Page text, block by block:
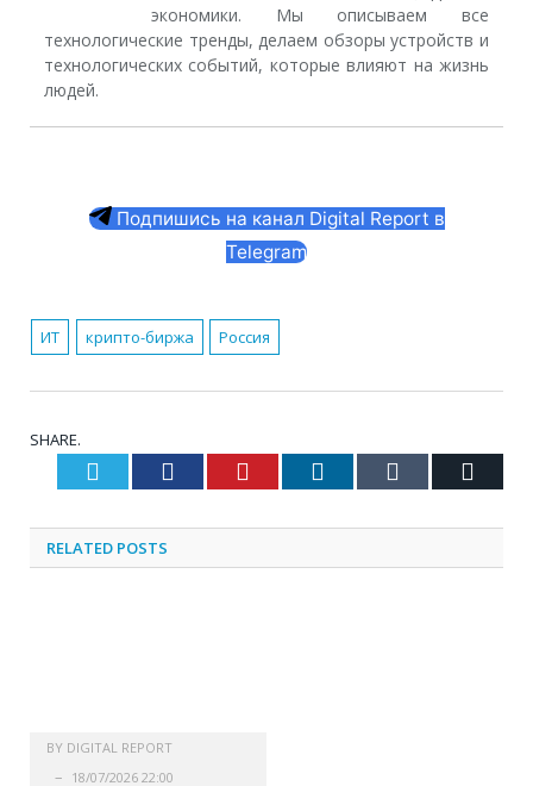
экономики. Мы описываем все
технологические тренды, делаем обзоры устройств и
технологических событий, которые влияют на жизнь
людей.
Подпишись на канал Digital Report в
Telegram
ИТ крипто-биржа Россия
SHARE.
Twitter Facebook Pinterest LinkedIn Tumblr
RELATED POSTS
BY DIGITAL REPORT
18/07/2026 22:00